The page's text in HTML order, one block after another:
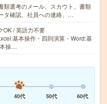
類選考のメール、スカウト、書類
タ確認、社員への連絡、…
OK / 英語力不要
基本操作・四則演算・Word:基
操…
40代 50代
60代